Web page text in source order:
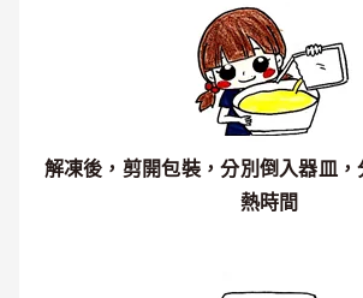
解凍後，剪開包裝，分別倒入器皿
熱時間